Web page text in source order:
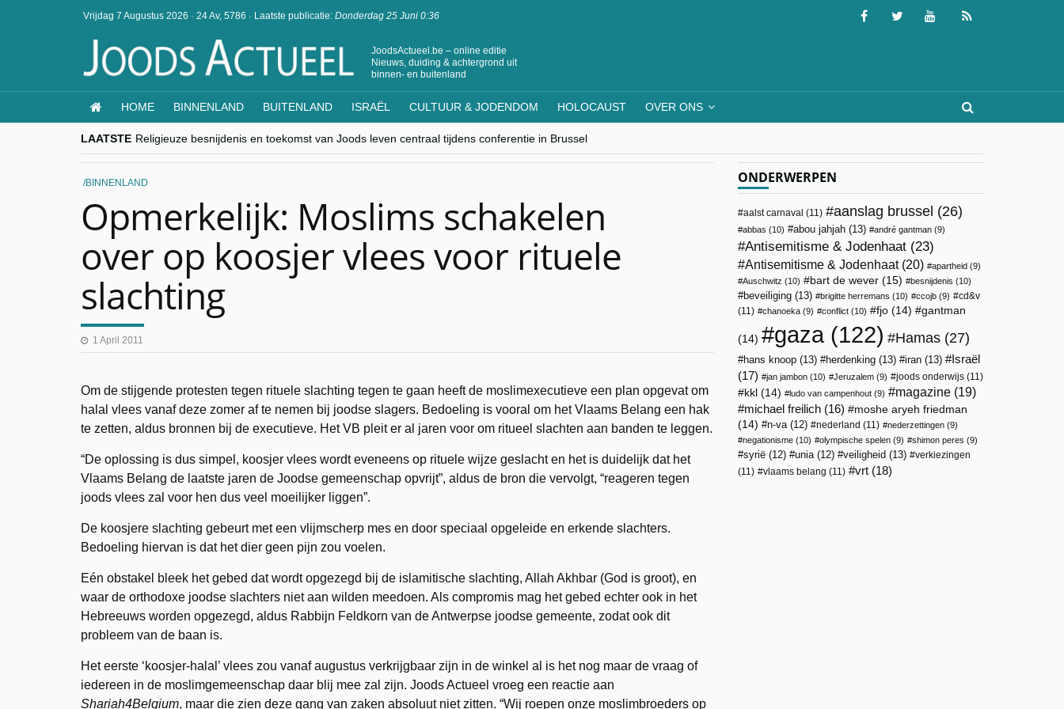
Vrijdag 7 Augustus 2026 · 24 Av, 5786 · Laatste publicatie: Donderdag 25 Juni 0:36
JoodsActueel.be – online editie
Nieuws, duiding & achtergrond uit
binnen- en buitenland
HOME BINNENLAND BUITENLAND ISRAËL CULTUUR & JODENDOM HOLOCAUST OVER ONS
LAATSTE Religieuze besnijdenis en toekomst van Joods leven centraal tijdens conferentie in Brussel
“Besnijdenisdebat toont hoe moeilijk seculiere Westen minderheden begrijpt”, Jinnih Beels (Vooruit)
CITYTRIP | ROEMENIË – Boekarest: de verrassing van Oost-Europa
“Vandaag zit elke Jood in België op de beklaagdenbank”
BINNENLAND
Opmerkelijk: Moslims schakelen
over op koosjer vlees voor rituele
slachting
1 April 2011
Om de stijgende protesten tegen rituele slachting tegen te gaan heeft de moslimexecutieve een plan opgevat om
halal vlees vanaf deze zomer af te nemen bij joodse slagers. Bedoeling is vooral om het Vlaams Belang een hak
te zetten, aldus bronnen bij de executieve. Het VB pleit er al jaren voor om ritueel slachten aan banden te leggen.
“De oplossing is dus simpel, koosjer vlees wordt eveneens op rituele wijze geslacht en het is duidelijk dat het
Vlaams Belang de laatste jaren de Joodse gemeenschap opvrijt”, aldus de bron die vervolgt, “reageren tegen
joods vlees zal voor hen dus veel moeilijker liggen”.
De koosjere slachting gebeurt met een vlijmscherp mes en door speciaal opgeleide en erkende slachters.
Bedoeling hiervan is dat het dier geen pijn zou voelen.
Eén obstakel bleek het gebed dat wordt opgezegd bij de islamitische slachting, Allah Akhbar (God is groot), en
waar de orthodoxe joodse slachters niet aan wilden meedoen. Als compromis mag het gebed echter ook in het
Hebreeuws worden opgezegd, aldus Rabbijn Feldkorn van de Antwerpse joodse gemeente, zodat ook dit
probleem van de baan is.
Het eerste ‘koosjer-halal’ vlees zou vanaf augustus verkrijgbaar zijn in de winkel al is het nog maar de vraag of
iedereen in de moslimgemeenschap daar blij mee zal zijn. Joods Actueel vroeg een reactie aan
Shariah4Belgium, maar die zien deze gang van zaken absoluut niet zitten. “Wij roepen onze moslimbroeders op
ONDERWERPEN
aalst carnaval (11) aanslag brussel (26)
abbas (10) abou jahjah (13) andré gantman (9)
Antisemitisme & Jodenhaat (23)
Antisemitisme & Jodenhaat(20) apartheid (9)
Auschwitz (10) bart de wever (15) besnijdenis (10)
beveiliging (13) brigitte herremans (10) ccojb (9)
cd&v
(11)
chanoeka (9) conflict (10) fjo (14) gantman
(14) gaza(122) Hamas (27)
hans knoop (13) herdenking (13) iran (13)
Israël
(17)
jan jambon (10) Jeruzalem (9) joods onderwijs (11)
kkl (14) ludo van campenhout (9) magazine (19)
michael freilich (16)
moshe aryeh friedman
(14)
n-va(12) nederland (11) nederzettingen (9)
negationisme (10) olympische spelen (9) shimon peres (9)
syrië (12) unia(12) veiligheid (13)
verkiezingen
(11)
vlaams belang (11) vrt (18)